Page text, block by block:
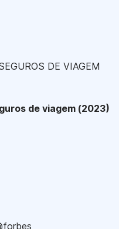
DE VIAGEM
de viagem (2023)